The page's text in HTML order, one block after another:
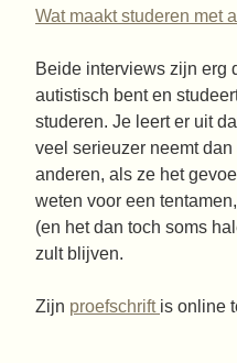
Wat maakt studeren met
Beide interviews zijn erg
autistisch bent en
studeren. Je leert er uit
veel serieuzer neemt
anderen, als ze het
weten voor een
(en het dan toch soms
zult blijven.
Zijn proefschrift is online